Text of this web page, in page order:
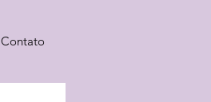
Contato